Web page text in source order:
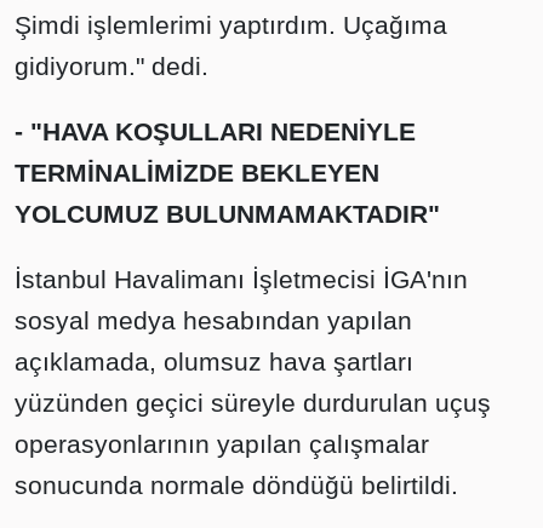
Şimdi işlemlerimi yaptırdım. Uçağıma
gidiyorum." dedi.
- "HAVA KOŞULLARI NEDENİYLE
TERMİNALİMİZDE BEKLEYEN
YOLCUMUZ BULUNMAMAKTADIR"
İstanbul Havalimanı İşletmecisi İGA'nın
sosyal medya hesabından yapılan
açıklamada, olumsuz hava şartları
yüzünden geçici süreyle durdurulan uçuş
operasyonlarının yapılan çalışmalar
sonucunda normale döndüğü belirtildi.